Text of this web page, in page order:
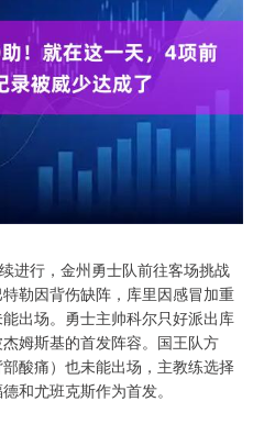
进行，金州勇士队前往客场挑战
勒因背伤缺阵，库里因感冒加重
出场。勇士主帅科尔只好派出库
姆斯基的首发阵容。国王队方
酸痛）也未能出场，主教练选择
和尤班克斯作为首发。